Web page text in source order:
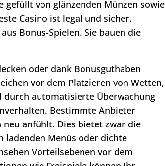
gefüllt von glänzenden Münzen sowie
Casino ist legal und sicher.
Bonus-Spielen. Sie bauen die
oder dank Bonusguthaben
vor dem Platzieren von Wetten,
durch automatisierte Überwachung
Bestimmte Anbieter
neu anfühlt. Dies bietet zwar die
ladenden Menüs oder dichte
Vorteilsebenen vor dem